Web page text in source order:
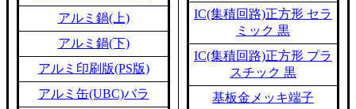
アルミ鍋(上)
アルミ鍋(下)
アルミ印刷版(PS版)
アルミ缶(UBC)バラ
IC(集積回路)正方形 セラ
ミック 黒
IC(集積回路)正方形 プラ
スチック 黒
基板金メッキ端子